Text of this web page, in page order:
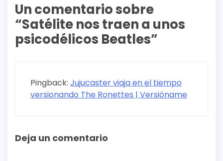
Un comentario sobre
“Satélite nos traen a unos
psicodélicos Beatles”
Pingback: Jujucaster viaja en el tiempo
versionando The Ronettes | Versióname
Deja un comentario